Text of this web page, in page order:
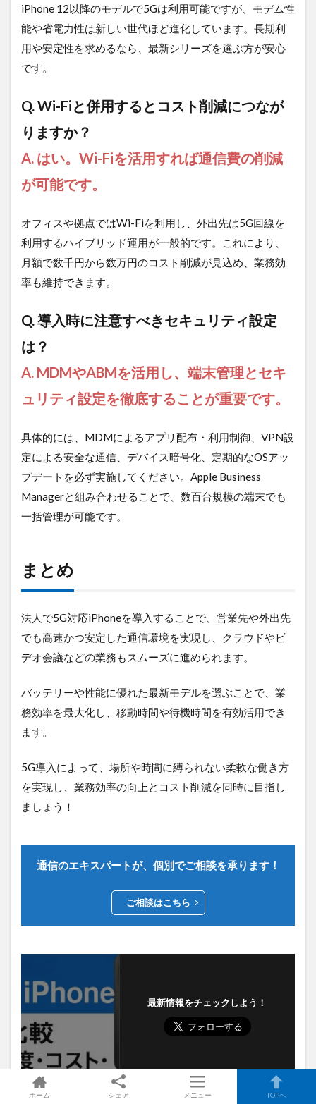
iPhone 12以降のモデルで5Gは利用可能ですが、モデム性
能や省電力性は新しい世代ほど進化しています。長期利
用や安定性を求めるなら、最新シリーズを選ぶ方が安心
です。
Q. Wi-Fiと併用するとコスト削減につなが
りますか？
A. はい。Wi-Fiを活用すれば通信費の削減
が可能です。
オフィスや拠点ではWi-Fiを利用し、外出先は5G回線を
利用するハイブリッド運用が一般的です。これにより、
月額で数千円から数万円のコスト削減が見込め、業務効
率も維持できます。
Q. 導入時に注意すべきセキュリティ設定
は？
A. MDMやABMを活用し、端末管理とセキ
ュリティ設定を徹底することが重要です。
具体的には、MDMによるアプリ配布・利用制御、VPN設
定による安全な通信、デバイス暗号化、定期的なOSアッ
プデートを必ず実施してください。Apple Business
Managerと組み合わせることで、数百台規模の端末でも
一括管理が可能です。
まとめ
法人で5G対応iPhoneを導入することで、営業先や外出先
でも高速かつ安定した通信環境を実現し、クラウドやビ
デオ会議などの業務もスムーズに進められます。
バッテリーや性能に優れた最新モデルを選ぶことで、業
務効率を最大化し、移動時間や待機時間を有効活用でき
ます。
5G導入によって、場所や時間に縛られない柔軟な働き方
を実現し、業務効率の向上とコスト削減を同時に目指し
ましょう！
通信のエキスパートが、個別でご相談を承ります！
ご相談はこちら
最新情報をチェックしよう！
ホーム シェア メニュー TOPへ